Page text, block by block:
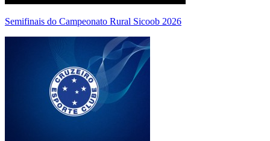
Semifinais do Campeonato Rural Sicoob 2026